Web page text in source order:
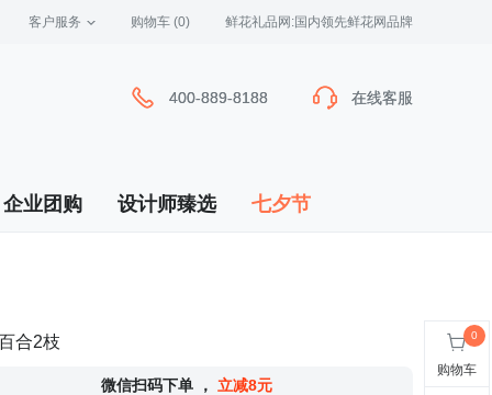
客户服务 购物车 (0) 鲜花礼品网:国内领先鲜花网品牌
400-889-8188 在线客服
400-889-8188 在线客服
企业团购 设计师臻选 七夕节
合2枝
微信扫码下单 ， 立减8元
购物车